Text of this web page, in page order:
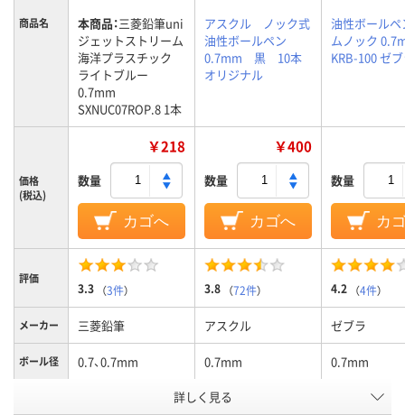
商品名 本商品：三菱鉛筆uni
ジェットストリーム
海洋プラスチック
ライトブルー
0.7mm
SXNUC07ROP.8 1本
アスクル ノック式
油性ボールペン
0.7mm 黒 10本
オリジナル
油性ボールペ
ムノック
KRB-100 ゼ
価格
(税込)
￥218
数量
カゴへ
￥400
数量
カゴへ
数量
カ
評価
3.3 （3件） 3.8 （72件） 4.2 （4件）
メーカー 三菱鉛筆 アスクル ゼブラ
ボール径 0.7、0.7mm 0.7mm 0.7mm
黒
詳しく見る